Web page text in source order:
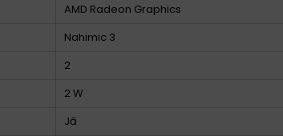
AMD Radeon Graphics
Nahimic 3
2
2 W
Jā